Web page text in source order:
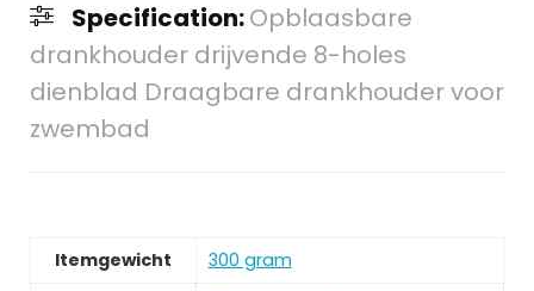
Specification:Opblaasbare
drankhouder drijvende 8-holes
dienblad Draagbare drankhouder voor
zwembad
Itemgewicht
‎300 gram